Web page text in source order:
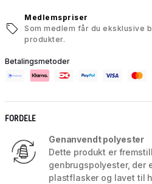
Medlemspriser
Som medlem får du eksklusive
produkter.
Betalingsmetoder
FORDELE
Genanvendt polyester
Dette produkt er
genbrugspolyester, der
plastflasker og lavet til